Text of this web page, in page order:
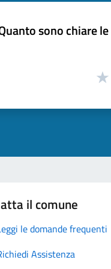
sono chiare
il comune
le domande frequenti
Assistenza